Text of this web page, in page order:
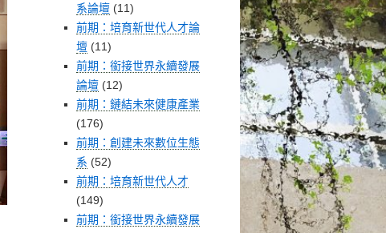
系論壇 (11)
前期：培育新世代人才論
壇 (11)
前期：銜接世界永續發展
論壇 (12)
前期：鏈結未來健康產業
(176)
前期：創建未來數位生態
系 (52)
前期：培育新世代人才
(149)
前期：銜接世界永續發展